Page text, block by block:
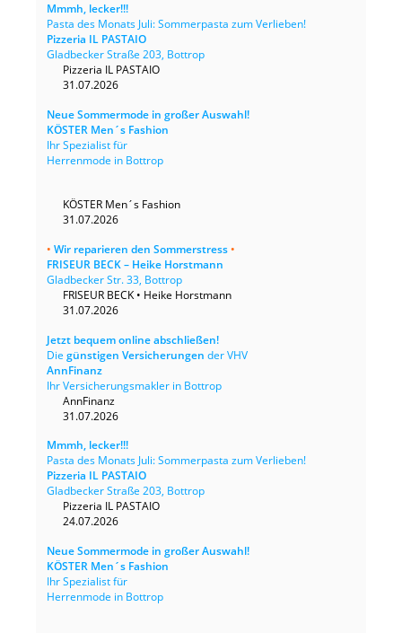
Mmmh, lecker!!!
Pasta des Monats Juli: Sommerpasta zum Verlieben!
Pizzeria IL PASTAIO
Gladbecker Straße 203, Bottrop
Pizzeria IL PASTAIO
31.07.2026
Neue Sommermode in großer Auswahl!
KÖSTER Men´s Fashion
Ihr Spezialist für
Herrenmode in Bottrop
KÖSTER Men´s Fashion
31.07.2026
• Wir reparieren den Sommerstress•
FRISEUR BECK – Heike Horstmann
Gladbecker Str. 33, Bottrop
FRISEUR BECK • Heike Horstmann
31.07.2026
Jetzt bequem online abschließen!
Die günstigen Versicherungen der VHV
AnnFinanz
Ihr Versicherungsmakler in Bottrop
AnnFinanz
31.07.2026
Mmmh, lecker!!!
Pasta des Monats Juli: Sommerpasta zum Verlieben!
Pizzeria IL PASTAIO
Gladbecker Straße 203, Bottrop
Pizzeria IL PASTAIO
24.07.2026
Neue Sommermode in großer Auswahl!
KÖSTER Men´s Fashion
Ihr Spezialist für
Herrenmode in Bottrop